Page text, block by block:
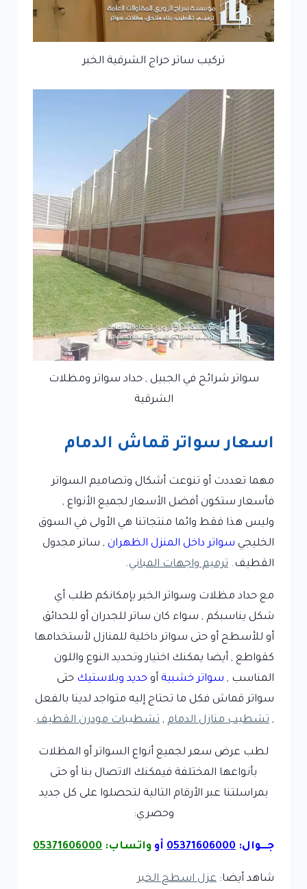
تركيب ساتر حراج الشرقية الخبر
سواتر شرائح في الجبيل , حداد سواتر ومظلات
الشرقية
اسعار سواتر قماش الدمام
مهما تعددت أو تنوعت أشكال وتصاميم السواتر
فأسعار ستكون أفضل الأسعار لجميع الأنواع ,
وليس هذا فقط وائما منتجاتنا هي الأولى في السوق
الخليجي سواتر داخل المنزل الظهران , ساتر مجدول
القطيف. ترميم واجهات المباني.
مع حداد مظلات وسواتر الخبر بإمكانكم طلب أي
شكل يناسبكم , سواء كان ساتر للجدران أو للحدائق
أو للأسطح أو حتى سواتر داخلية للمنازل لأستخدامها
كقواطع , أيضا يمكنك اختيار وتحديد النوع واللون
المناسب , سواتر خشبية أو حديد وبلاستيك حتى
سواتر قماش فكل ما تحتاج إليه متواجد لدينا بالفعل
, تشطيب منازل الدمام , تشطيبات مودرن القطيف.
لطب عرض سعر لجميع أنواع السواتر أو المظلات
بأنواعها المختلفة فيمكنك الاتصال بنا أو حتى
بمراسلتنا عبر الأرقام التالية لتحصلوا على كل جديد
وحصري:
جـــوال: 05371606000 أو واتساب: 05371606000
شاهد أيضا: عزل اسطح الخبر